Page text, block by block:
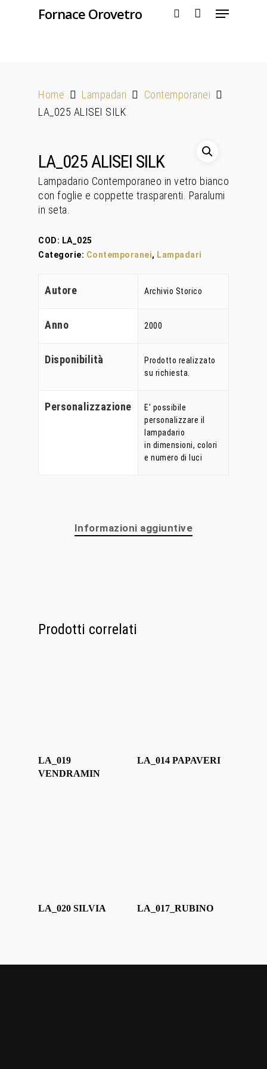
Fornace Orovetro
Home Lampadari
Contemporanei
LA_025 ALISEI SILK
LA_025 ALISEI SILK
Lampadario Contemporaneo in vetro bianco
con foglie e coppette trasparenti. Paralumi
in seta.
COD: LA_025
Categorie: Contemporanei, Lampadari
Autore Archivio Storico
Anno 2000
Disponibilità
Prodotto realizzato
su richiesta.
Personalizzazione
E' possibile
personalizzare il
lampadario
in dimensioni, colori
e numero di luci
Informazioni aggiuntive
Prodotti correlati
LA_019
VENDRAMIN
LA_014 PAPAVERI
LA_020 SILVIA LA_017_RUBINO